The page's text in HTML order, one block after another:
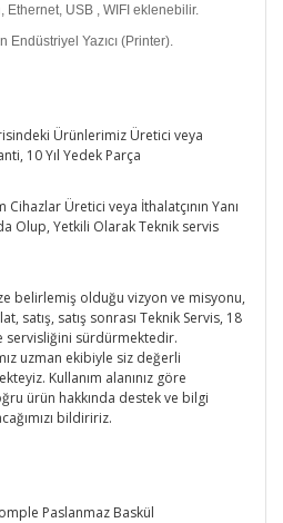
USB , WIFI eklenebilir.
Endüstriyel Yazıcı (Printer).
Ürünlerimiz Üretici veya
10 Yıl Yedek Parça
Üretici veya İthalatçının Yanı
Olup, Yetkili Olarak Teknik servis
belirlemiş olduğu vizyon ve misyonu,
satış, satış sonrası Teknik Servis, 18
servisliğini sürdürmektedir.
uzman ekibiyle siz değerli
Kullanım alanınız göre
ürün hakkında destek ve bilgi
bildiririz.